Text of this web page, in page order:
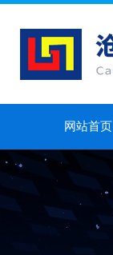
网站首页